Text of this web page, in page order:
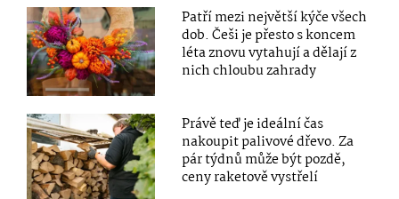
Patří mezi největší kýče všech
dob. Češi je přesto s koncem
léta znovu vytahují a dělají z
nich chloubu zahrady
Právě teď je ideální čas
nakoupit palivové dřevo. Za
pár týdnů může být pozdě,
ceny raketově vystřelí